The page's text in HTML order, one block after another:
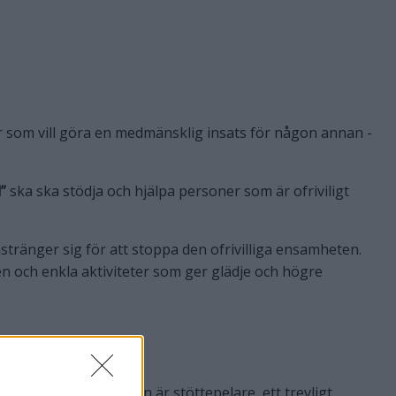
vill göra en medmänsklig insats för någon annan -
ska ska stödja och hjälpa personer som är ofriviligt
sig för att stoppa den ofrivilliga ensamheten.
och enkla aktiviteter som ger glädje och högre